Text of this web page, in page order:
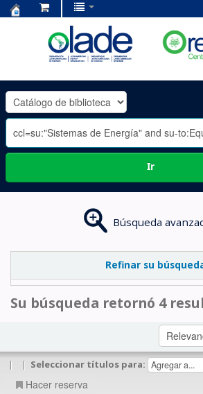
OLADE
-
Ir
Búsqueda
Refinar su
Su búsqueda retornó 4
| | Seleccionar títulos para:
Hacer reserva